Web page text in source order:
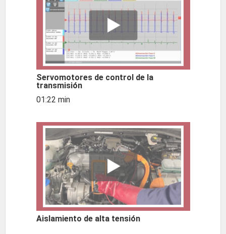
Servomotores de control de la
transmisión
01:22 min
Aislamiento de alta tensión